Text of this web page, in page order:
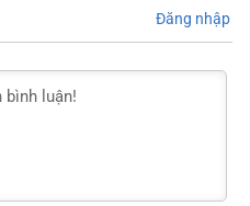
Đăng nhập